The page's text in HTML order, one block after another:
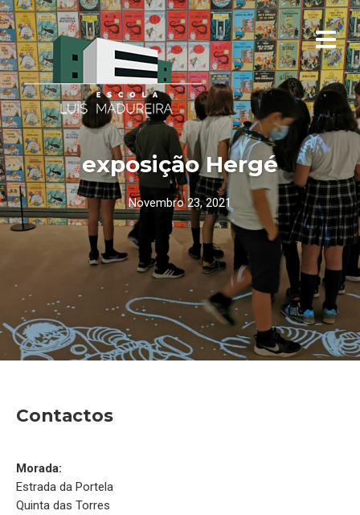
exposição Hergé
Novembro 23, 2021
Contactos
Morada:
Estrada da Portela
Quinta das Torres